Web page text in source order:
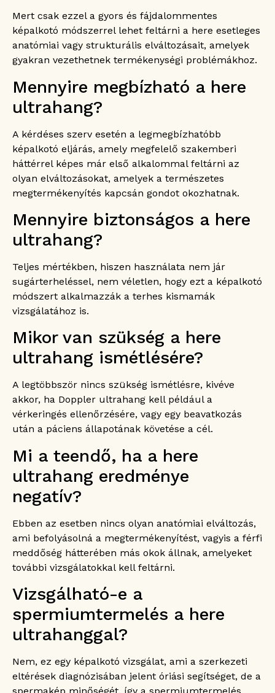
Mert csak ezzel a gyors és fájdalommentes
képalkotó módszerrel lehet feltárni a here esetleges
anatómiai vagy strukturális elváltozásait, amelyek
gyakran vezethetnek termékenységi problémákhoz.
Mennyire megbízható a here
ultrahang?
A kérdéses szerv esetén a legmegbízhatóbb
képalkotó eljárás, amely megfelelő szakemberi
háttérrel képes már első alkalommal feltárni az
olyan elváltozásokat, amelyek a természetes
megtermékenyítés kapcsán gondot okozhatnak.
Mennyire biztonságos a here
ultrahang?
Teljes mértékben, hiszen használata nem jár
sugárterheléssel, nem véletlen, hogy ezt a képalkotó
módszert alkalmazzák a terhes kismamák
vizsgálatához is.
Mikor van szükség a here
ultrahang ismétlésére?
A legtöbbször nincs szükség ismétlésre, kivéve
akkor, ha Doppler ultrahang kell például a
vérkeringés ellenőrzésére, vagy egy beavatkozás
után a páciens állapotának követése a cél.
Mi a teendő, ha a here
ultrahang eredménye
negatív?
Ebben az esetben nincs olyan anatómiai elváltozás,
ami befolyásolná a megtermékenyítést, vagyis a férfi
meddőség hátterében más okok állnak, amelyeket
további vizsgálatokkal kell feltárni.
Vizsgálható-e a
spermiumtermelés a here
ultrahanggal?
Nem, ez egy képalkotó vizsgálat, ami a szerkezeti
eltérések diagnózisában jelent óriási segítséget, de a